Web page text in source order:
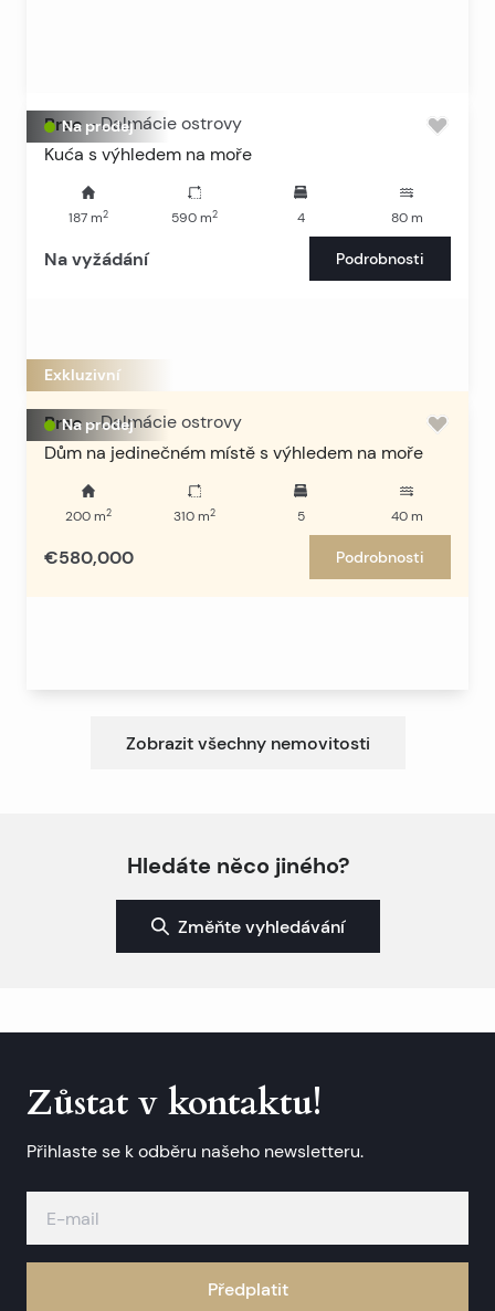
Na prodej
Brac - Dalmácie ostrovy
Kuća s výhledem na moře
187 m2 590 m2 4 80m
Na vyžádání Podrobnosti
Na prodej
Exkluzivní
Brac - Dalmácie ostrovy
Dům na jedinečném místě s výhledem na moře
200 m2 310 m2 5 40m
€580,000 Podrobnosti
Zobrazit všechny nemovitosti
Hledáte něco jiného?
Změňte vyhledávání
Zůstat v kontaktu!
Přihlaste se k odběru našeho newsletteru.
Předplatit